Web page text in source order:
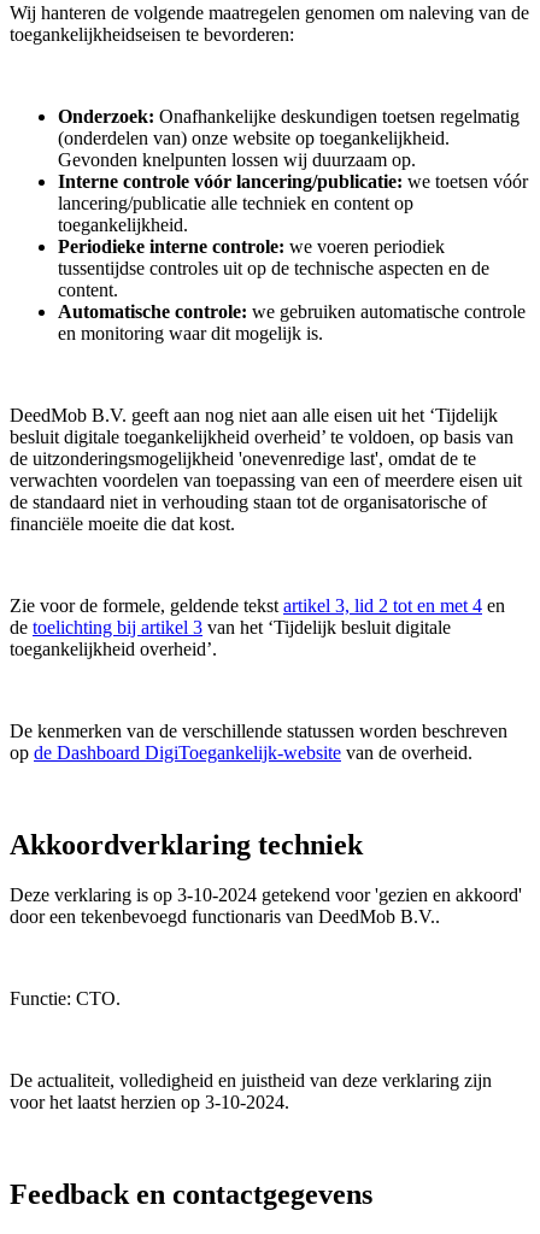
Wij hanteren de volgende maatregelen genomen om naleving van de
toegankelijkheidseisen te bevorderen:
Onderzoek: Onafhankelijke deskundigen toetsen regelmatig
(onderdelen van) onze website op toegankelijkheid.
Gevonden knelpunten lossen wij duurzaam op.
Interne controle vóór lancering/publicatie: we toetsen vóór
lancering/publicatie alle techniek en content op
toegankelijkheid.
Periodieke interne controle: we voeren periodiek
tussentijdse controles uit op de technische aspecten en de
content.
Automatische controle: we gebruiken automatische controle
en monitoring waar dit mogelijk is.
DeedMob B.V. geeft aan nog niet aan alle eisen uit het ‘Tijdelijk
besluit digitale toegankelijkheid overheid’ te voldoen, op basis van
de uitzonderingsmogelijkheid 'onevenredige last', omdat de te
verwachten voordelen van toepassing van een of meerdere eisen uit
de standaard niet in verhouding staan tot de organisatorische of
financiële moeite die dat kost.
Zie voor de formele, geldende tekst artikel 3, lid 2 tot en met 4 en
de toelichting bij artikel 3 van het ‘Tijdelijk besluit digitale
toegankelijkheid overheid’.
De kenmerken van de verschillende statussen worden beschreven
op de Dashboard DigiToegankelijk-website van de overheid.
Akkoordverklaring techniek
Deze verklaring is op 3-10-2024 getekend voor 'gezien en akkoord'
door een tekenbevoegd functionaris van DeedMob B.V..
Functie: CTO.
De actualiteit, volledigheid en juistheid van deze verklaring zijn
voor het laatst herzien op 3-10-2024.
Feedback en contactgegevens